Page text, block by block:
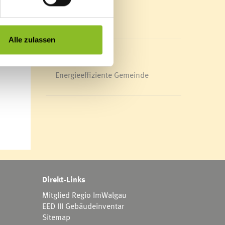
Alle zulassen
Mediathek
News Archiv
Energieeffiziente Gemeinde
Direkt-Links
Mitglied Regio ImWalgau
EED III Gebäudeinventar
Sitemap